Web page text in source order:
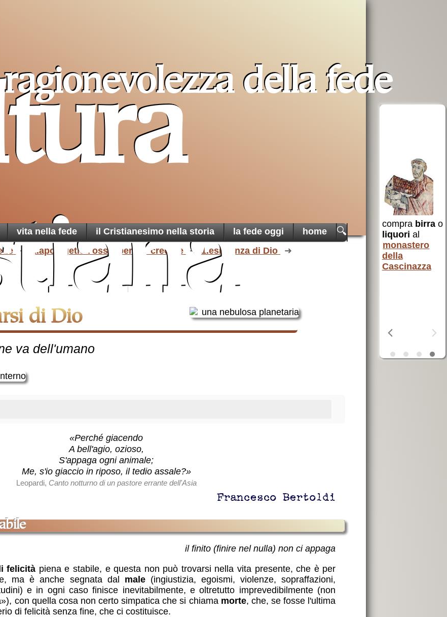
amato
sua
della fede
vita nella fede il Cristianesimo nella storia la fede oggi home 🔍
1.apologetica ossia perche credere
1.esistenza di Dio
di Dio
ne va dell'umano
«Perché giacendo
A bell'agio, ozioso,
S'appaga ogni animale;
Me, s'io giaccio in riposo, il tedio assale?»
Leopardi, Canto notturno di un pastore errante dell'Asia
Francesco Bertoldi
il finito (finire nel nulla) non ci appaga
felicità piena e stabile, e questa non può trovarsi nella vita presente, che è per
ma è anche segnata dal male(ingiustizia, egoismi, violenze, sopraffazioni,
e in ogni caso finisce inevitabilmente, e oltretutto imprevedibilmente (non
con quella cosa non certo simpatica che si chiama morte, che, se fosse l'ultima
di felicità senza fine, che ci costituisce.
compra birrao
liquori al
monastero
della
Cascinazza
mondo
Pro Terra
una terra
martoriata